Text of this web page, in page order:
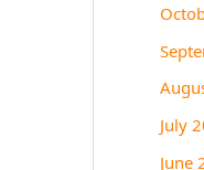
July
June